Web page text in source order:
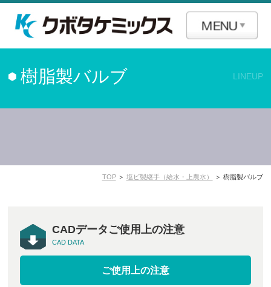
樹脂製バルブ LINEUP
TOP＞ 塩ビ製継手（給水・上農水） ＞ 樹脂製バルブ
CADデータご使用上の注意
CAD DATA
ご使用上の注意